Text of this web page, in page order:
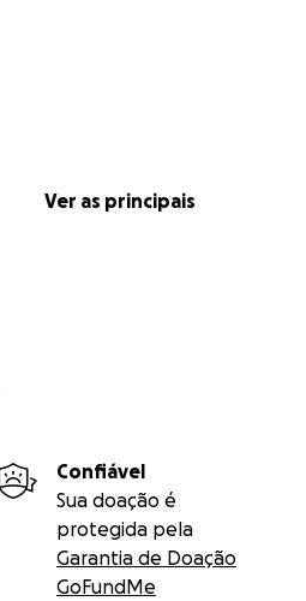
Ver as principais
Confiável
Sua doação é
protegida pela
Garantia de Doação
GoFundMe